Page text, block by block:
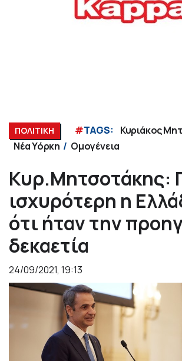
ΠΟΛΙΤΙΚΗ #TAGS:
Κυριάκος
Νέα Υόρκη
Ομογένεια
Κυρ.Μητσοτάκης:
ισχυρότερη η
ότι ήταν την
δεκαετία
24/09/2021, 19:13